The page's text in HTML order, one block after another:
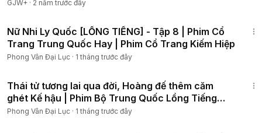
GJW+ · 2 năm trước đây
Nữ Nhi Ly Quốc [LỒNG TIẾNG] - Tập 8 | Phim Cổ
Trang Trung Quốc Hay | Phim Cổ Trang Kiếm Hiệp
Phong Vân Đại Lục · 1 tháng trước đây
Thái tử tương lai qua đời, Hoàng đế thêm căm
ghét Kế hậu | Phim Bộ Trung Quốc Lồng Tiếng
Tập 28
Phong Vân Đại Lục · 1 tháng trước đây